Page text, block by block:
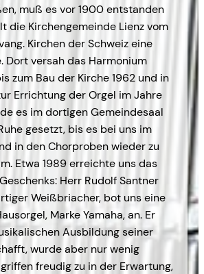
muß es vor 1900 entstanden
die Kirchengemeinde Lienz vom
Kirchen der Schweiz eine
Dort versah das Harmonium
zum Bau der Kirche 1962 und in
Errichtung der Orgel im Jahre
es im dortigen Gemeindesaal
gesetzt, bis es bei uns im
in den Chorproben wieder zu
Etwa 1989 erreichte uns das
Herr Rudolf Santner
Weißbriacher, bot uns eine
Marke Yamaha, an. Er
Ausbildung seiner
wur­de aber nur wenig
freudig zu in der Erwartung,